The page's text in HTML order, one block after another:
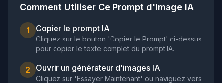
Comment Utiliser Ce Prompt d'Image IA
1 Copier le prompt IA
Cliquez sur le bouton 'Copier le Prompt' ci-dessus
pour copier le texte complet du prompt IA.
2 Ouvrir un générateur d'images IA
Cliquez sur 'Essayer Maintenant' ou naviguez vers